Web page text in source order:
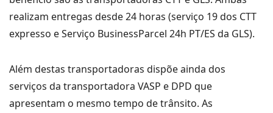
realizam entregas desde 24 horas (serviço 19 dos CTT
expresso e Serviço BusinessParcel 24h PT/ES da GLS).
Além destas transportadoras dispõe ainda dos
serviços da transportadora VASP e DPD que
apresentam o mesmo tempo de trânsito. As